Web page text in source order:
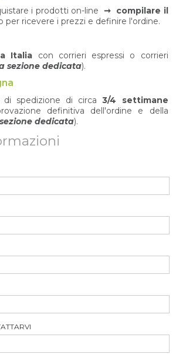
i prodotti on-line➞ compilare il
per ricevere i prezzi e definire l'ordine.
Italia con corrieri espressi o corrieri
sezione dedicata).
di spedizione di circa3/4 settimane
definitiva dell'ordine e della
dedicata).